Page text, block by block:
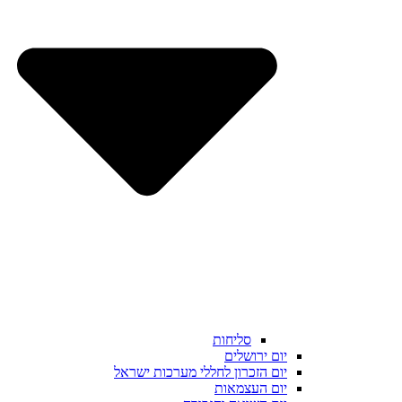
סליחות
יום ירושלים
יום הזכרון לחללי מערכות ישראל
יום העצמאות